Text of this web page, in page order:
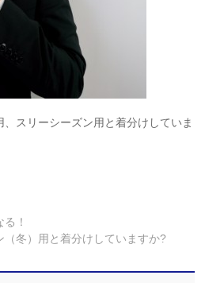
スリーシーズン用と着分けしていま
！
冬）用と着分けしていますか?